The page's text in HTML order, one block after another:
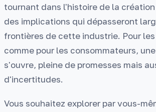
tournant dans l'histoire de la
des implications qui dépasseront
frontières de cette industrie. Pour
comme pour les consommateurs,
s'ouvre, pleine de promesses mais
d'incertitudes.
Vous souhaitez explorer par vous-